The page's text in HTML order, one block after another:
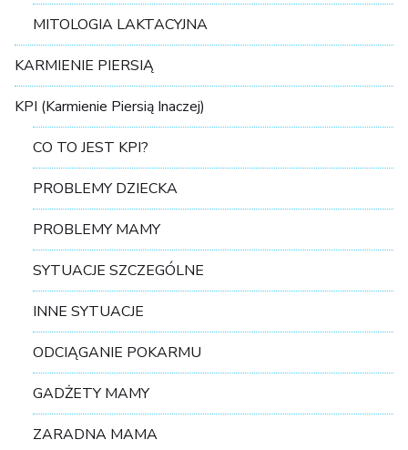
MITOLOGIA LAKTACYJNA
KARMIENIE PIERSIĄ
KPI (Karmienie Piersią Inaczej)
CO TO JEST KPI?
PROBLEMY DZIECKA
PROBLEMY MAMY
SYTUACJE SZCZEGÓLNE
INNE SYTUACJE
ODCIĄGANIE POKARMU
GADŻETY MAMY
ZARADNA MAMA